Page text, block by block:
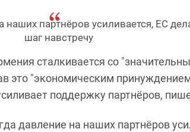
наших партнёров усиливается, ЕС
шаг навстречу
сталкивается со
это "экономическим
поддержку партнёров,
давление на наших партнёров